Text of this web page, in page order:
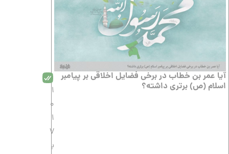
آیا عمر بن خطاب در برخی فضایل اخلاقی بر پیامبر
اسلام (ص) برتری داشته؟
1
0
1
7
ب